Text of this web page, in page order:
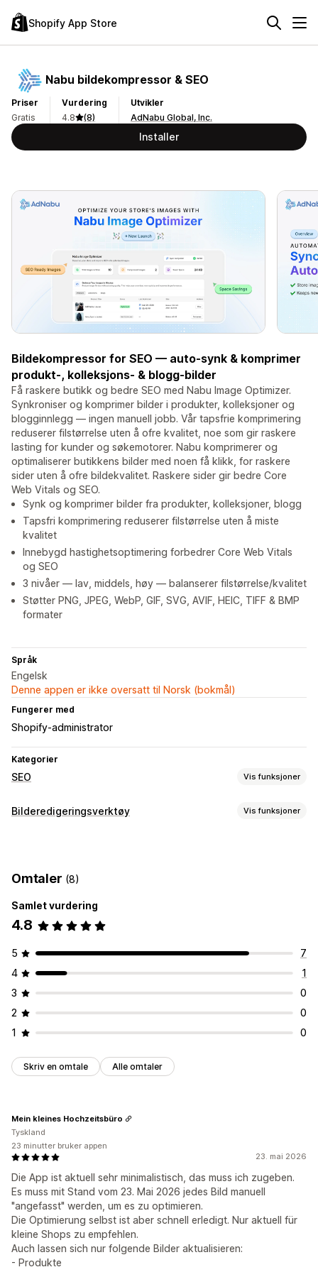
Shopify App Store
Nabu bildekompressor & SEO
Priser
Gratis
Vurdering
4.8
(8)
Utvikler
AdNabu Global, Inc.
Installer
Bildekompressor for SEO — auto-synk & komprimer
produkt-, kolleksjons- & blogg-bilder
Få raskere butikk og bedre SEO med Nabu Image Optimizer.
Synkroniser og komprimer bilder i produkter, kolleksjoner og
blogginnlegg — ingen manuell jobb. Vår tapsfrie komprimering
reduserer filstørrelse uten å ofre kvalitet, noe som gir raskere
lasting for kunder og søkemotorer. Nabu komprimerer og
optimaliserer butikkens bilder med noen få klikk, for raskere
sider uten å ofre bildekvalitet. Raskere sider gir bedre Core
Web Vitals og SEO.
Synk og komprimer bilder fra produkter, kolleksjoner, blogg
Tapsfri komprimering reduserer filstørrelse uten å miste
kvalitet
Innebygd hastighetsoptimering forbedrer Core Web Vitals
og SEO
3 nivåer — lav, middels, høy — balanserer filstørrelse/kvalitet
Støtter PNG, JPEG, WebP, GIF, SVG, AVIF, HEIC, TIFF & BMP
formater
Språk
Engelsk
Denne appen er ikke oversatt til Norsk (bokmål)
Fungerer med
Shopify-administrator
Kategorier
SEO Vis funksjoner
SEO-verktøy
Bilderedigeringsverktøy Vis funksjoner
Filopplasting Komprimering
Omtaler (8)
Samlet vurdering
4.8
5
7
4
1
3
0
2
0
1
0
Skriv en omtale Alle omtaler
23. mai 2026
Die App ist aktuell sehr minimalistisch, das muss ich zugeben.
Es muss mit Stand vom 23. Mai 2026 jedes Bild manuell
"angefasst" werden, um es zu optimieren.
Die Optimierung selbst ist aber schnell erledigt. Nur aktuell für
kleine Shops zu empfehlen.
Auch lassen sich nur folgende Bilder aktualisieren:
- Produkte
Mein kleines Hochzeitsbüro
Tyskland
23 minutter bruker appen